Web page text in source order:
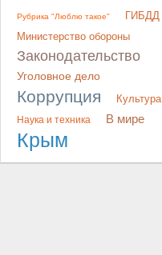
Рубрика "Люблю такое"
ГИБДД
Министерство обороны
Законодательство
Уголовное дело
Коррупция Культура
Наука и техника В мире
Крым